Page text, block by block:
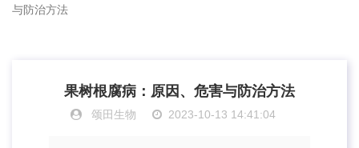
与防治方法
果树根腐病：原因、危害与防治方法
颂田生物 2023-10-13 14:41:04